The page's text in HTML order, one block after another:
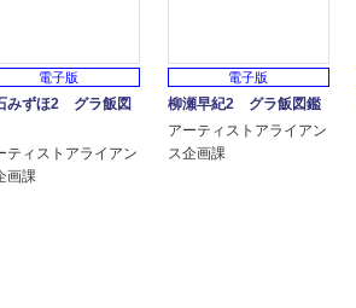
電子版
みずほ2 グラ飯図
ティストアライアン
画課
電子版
柳瀬早紀2 グラ飯図鑑
アーティストアライアン
ス企画課